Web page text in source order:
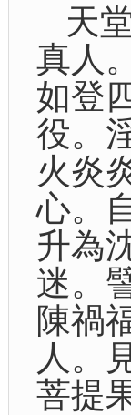
天
真人
如登
役。
火炎
心。
升為
迷。
陳禍
人。
菩提